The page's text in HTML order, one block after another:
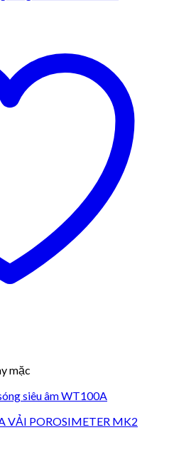
mặc
siêu âm WT100A